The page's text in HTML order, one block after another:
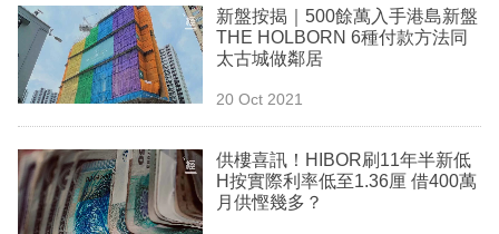
新盤按揭｜500餘萬入手港島新盤
THE HOLBORN 6種付款方法同
太古城做鄰居
20 Oct 2021
供樓喜訊！HIBOR刷11年半新低
H按實際利率低至1.36厘 借400萬
月供慳幾多？